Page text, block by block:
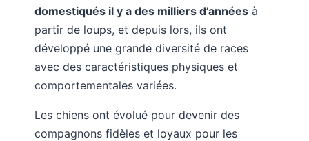
domestiqués il y a des milliers d’années à
partir de loups, et depuis lors, ils ont
développé une grande diversité de races
avec des caractéristiques physiques et
comportementales variées.
Les chiens ont évolué pour devenir des
compagnons fidèles et loyaux pour les